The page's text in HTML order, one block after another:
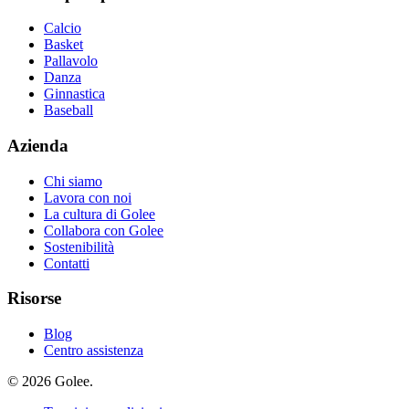
Calcio
Basket
Pallavolo
Danza
Ginnastica
Baseball
Azienda
Chi siamo
Lavora con noi
La cultura di Golee
Collabora con Golee
Sostenibilità
Contatti
Risorse
Blog
Centro assistenza
© 2026 Golee.